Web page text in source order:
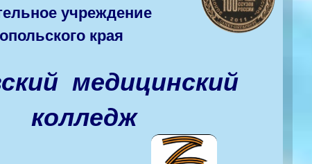
учреждение
края
медицинский
колледж